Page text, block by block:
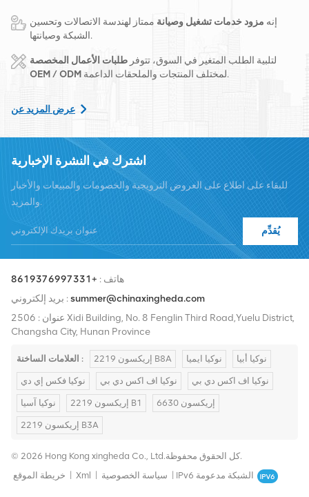
في عام 2016، قمنا بإنشاء مقر مبيعات دولي في مدينة تشانغشا، الصين.
يقع مقرنا في الصين، وننفذ أعمالًا دولية في جنوب شرق آسيا وأوروبا
والولايات المتحدة وأفريقيا وروسيا، ونوفر المحطات الأساسية ونزود
الشاملة مثل النقل وإمدادات الطاقة والوحدات الضوئية، الكابلات
سنقوم بتوسيع حصتنا في السوق الدولية بمنتجات عالية الجودة وخدمات
عالية الجودة وأسعار معقولة والتسليم في الوقت المناسب.
إنه مزود خدمات تشغيل وصيانة ممتاز لهندسة الاتصالات وتحسين
الشبكة وصيانتها.
لتلبية الطلب المتغير في السوق، تتوفر طلبات الأعمال المخصصة
OEM / ODM
لمختلف المنتجات والملحقات الداعمة.
عرض المزيد عن
اشترك في النشرة الإخبارية
للبقاء على اطلاع على العروض الترويجية والخصومات والمبيعات والأخبار
والمزيد.
يُقدِّم
هاتف : +8619376997331
بريد إلكتروني :summer@chinaxingheda.com
عنوان : 2506 Xidi Building, No. 8 Fenglin Third Road,Yuelu District,
Changsha City, Hunan Province
العلامات الساخنة : إريكسون 2219 B8A نوكيا ايميا نوكيا أبيا
نوكيا فكس إي دي نوكيا اف اكس دي بي نوكيا اف اكس دي بي
نوكيا آسيا إريكسون 2219 B1 إريكسون 6630
إريكسون 2219 B3A
© 2026 Hong Kong xingheda Co., Ltd.كل الحقوق محفوظة.
خريطة الموقع
Xml سياسة الخصوصية IPv6 الشبكة مدعومة